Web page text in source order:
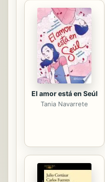
errores y
pareja,
va dando
primer
Esta
cosas.
El amor está en Seúl
Tania Navarrete